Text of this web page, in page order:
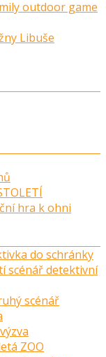
outdoor game
Libuše
hra k ohni
do schránky
scénář detektivní
scénář
ZOO